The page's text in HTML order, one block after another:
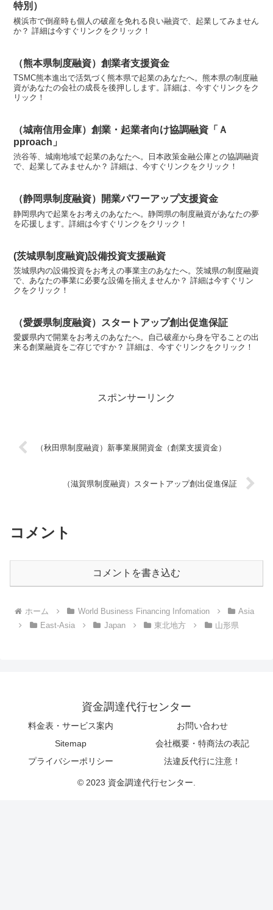
特別）
横浜市で倒産時も個人の破産を免れる良い融資で、起業してみません
か？ 詳細は今すぐリンクをクリック！
（熊本県制度融資）創業者支援資金
TSMC熊本進出で活気づく熊本県で起業のあなたへ。熊本県の制度融
資があなたの会社の成長を後押しします。詳細は、今すぐリンクをク
リック！
（城南信用金庫）創業・起業者向け協調融資「Ａ
pproach」
渋谷等、城南地域で起業のあなたへ。日本政策金融公庫との協調融資
で、起業してみませんか？ 詳細は、今すぐリンクをクリック！
（静岡県制度融資）開業パワーアップ支援資金
静岡県内で起業をお考えのあなたへ。静岡県の制度融資があなたの夢
を応援します。詳細は今すぐリンクをクリック！
(茨城県制度融資)設備投資支援融資
茨城県内の設備投資をお考えの事業主のあなたへ。茨城県の制度融資
で、あなたの事業に必要な設備を揃えませんか？ 詳細は今すぐリン
クをクリック！
（愛媛県制度融資）スタートアップ創出促進保証
愛媛県内で開業をお考えのあなたへ。自己破産から身を守ることの出
来る創業融資をご存じですか？ 詳細は、今すぐリンクをクリック！
スポンサーリンク
（秋田県制度融資）新事業展開資金（創業支援資金）
（滋賀県制度融資）スタートアップ創出促進保証
コメント
コメントを書き込む
ホーム World Business Financing Infomation
Asia
East-Asia
Japan 東北地方 山形県
資金調達代行センター
料金表・サービス案内
お問い合わせ
Sitemap
会社概要・特商法の表記
プライバシーポリシー
法違反代行に注意！
© 2023 資金調達代行センター.